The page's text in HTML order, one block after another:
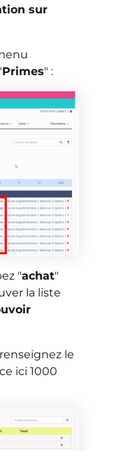
sur
Primes" :
"achat"
la liste
le
ici 1000